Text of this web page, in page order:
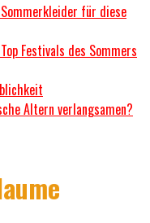
für diese
Festivals des Sommers
Altern verlangsamen?